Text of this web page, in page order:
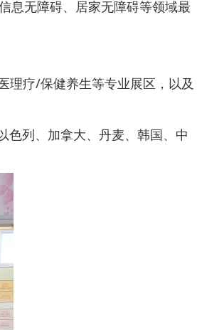
息无障碍、居家无障碍等领域最
理疗/保健养生等专业展区，以及
色列、加拿大、丹麦、韩国、中